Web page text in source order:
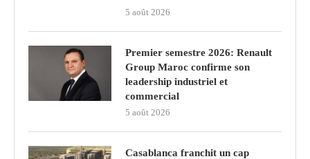
5 août 2026
Premier semestre 2026: Renault
Group Maroc confirme son
leadership industriel et
commercial
5 août 2026
Casablanca franchit un cap